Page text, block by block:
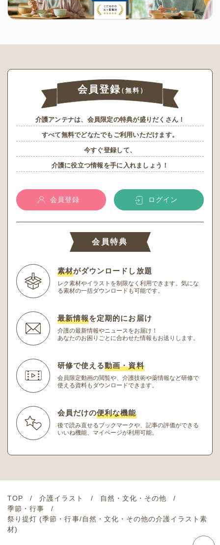
会員登録（無料）
介護アンテナは、会員限定の特典が盛りだくさん！
すべて無料でどなたでもご利用いただけます。
今すぐ登録して、
介護に役立つ情報を手に入れましょう！
会員登録 ログイン
会員特典
素材がダウンロードし放題
レク素材やイラストを制限なく利用できます。 気にな
る素材の一括ダウンロードも可能です。
最新情報を定期的にお届け
介護の最新情報やニュースをお届け！
あなたのお困りごとに合わせた情報もお送りします。
研修で使える動画・資料
会員限定動画の閲覧や、介護技術や薬情報など研修で
使える資料もダウンロードできます。
会員だけの便利な機能
後で読み直せるブックマークや、記事の評価ができる
いいね機能、マイページが利用可能。
TOP 介護イラスト
自然・文化・その他
季節・行事
祭り提灯 (季節・行事/自然・文化・その他の介護イラスト素
材)